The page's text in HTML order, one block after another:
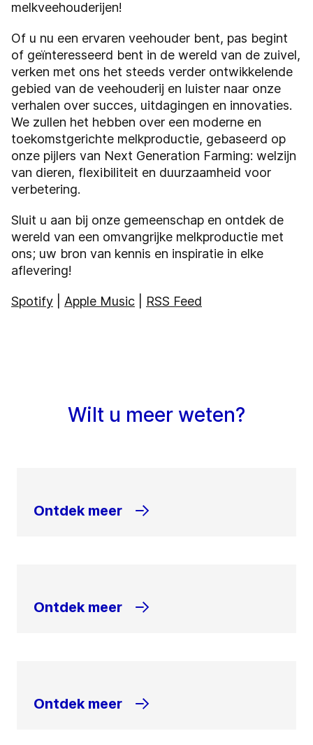
melkveehouderijen!
Of u nu een ervaren veehouder bent, pas begint
of geïnteresseerd bent in de wereld van de zuivel,
verken met ons het steeds verder ontwikkelende
gebied van de veehouderij en luister naar onze
verhalen over succes, uitdagingen en innovaties.
We zullen het hebben over een moderne en
toekomstgerichte melkproductie, gebaseerd op
onze pijlers van Next Generation Farming: welzijn
van dieren, flexibiliteit en duurzaamheid voor
verbetering.
Sluit u aan bij onze gemeenschap en ontdek de
wereld van een omvangrijke melkproductie met
ons; uw bron van kennis en inspiratie in elke
aflevering!
Spotify Apple Music RSS Feed
Wilt u meer weten?
Ontdek meer
Ontdek meer
Ontdek meer